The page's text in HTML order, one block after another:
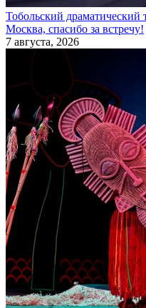
Тобольский драматический
Москва, спасибо за встречу!
7 августа, 2026